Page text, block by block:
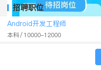
招聘职位
Android开发工程师
本科 10000-12000